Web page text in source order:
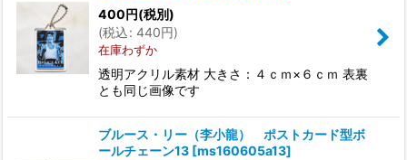
400円(税別)
(税込: 440円)
在庫わずか
透明アクリル素材 大きさ：４ｃｍ×６ｃｍ 表裏
とも同じ画像です
ブルース・リー（李小龍） ポストカード型ボ
ールチェーン13 [ms160605a13]